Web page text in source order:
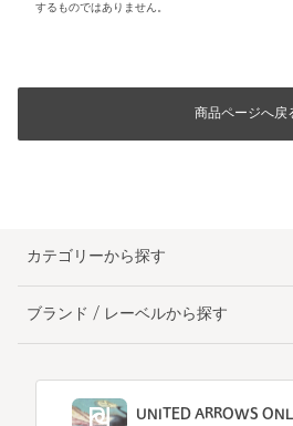
するものではありません。
商品ページへ戻
カテゴリーから探す
ブランド / レーベルから探す
UNITED ARROWS